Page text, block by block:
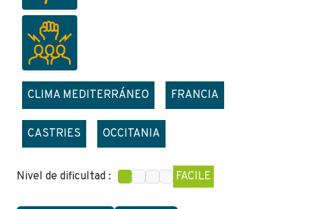
CLIMA MEDITERRÁNEO FRANCIA
CASTRIES OCCITANIA
Nivel de dificultad : FACILE